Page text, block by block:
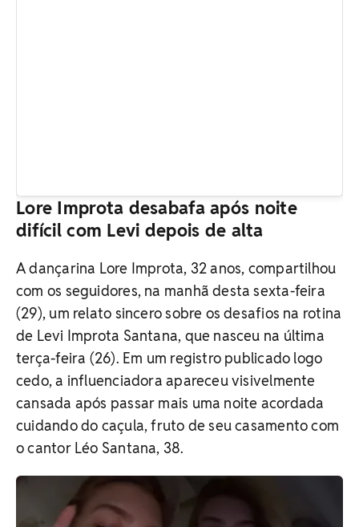
Lore Improta desabafa após noite
difícil com Levi depois de alta
A dançarina Lore Improta, 32 anos, compartilhou
com os seguidores, na manhã desta sexta-feira
(29), um relato sincero sobre os desafios na rotina
de Levi Improta Santana, que nasceu na última
terça-feira (26). Em um registro publicado logo
cedo, a influenciadora apareceu visivelmente
cansada após passar mais uma noite acordada
cuidando do caçula, fruto de seu casamento com
o cantor Léo Santana, 38.